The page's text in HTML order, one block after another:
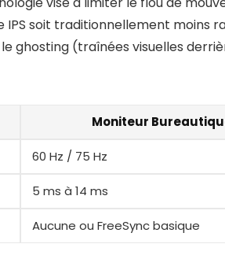
soit traditionnellement moins
ghosting (traînées visuelles
Moniteur
60 Hz / 75 Hz
5 ms à 14 ms
Aucune ou FreeSync basique